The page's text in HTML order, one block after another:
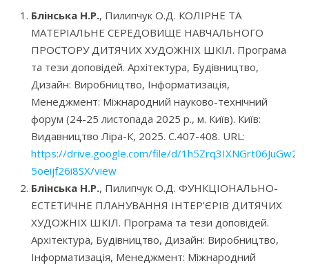
Блінська Н.Р., Пилипчук О.Д. КОЛІРНЕ ТА
МАТЕРІАЛЬНЕ СЕРЕДОВИЩЕ НАВЧАЛЬНОГО
ПРОСТОРУ ДИТЯЧИХ ХУДОЖНІХ ШКІЛ. Програма
та тези доповідей. Архітектура, Будівництво,
Дизайн: Виробництво, Інформатизація,
Менеджмент: Міжнародний науково-технічний
форум (24-25 листопада 2025 р., м. Київ). Київ:
Видавництво Ліра-К, 2025. С.407-408. URL:
https://drive.google.com/file/d/1h5Zrq3IXNGrt06JuGw2-
5oeijf26i8SX/view
Блінська Н.Р., Пилипчук О.Д. ФУНКЦІОНАЛЬНО-
ЕСТЕТИЧНЕ ПЛАНУВАННЯ ІНТЕР’ЄРІВ ДИТЯЧИХ
ХУДОЖНІХ ШКІЛ. Програма та тези доповідей.
Архітектура, Будівництво, Дизайн: Виробництво,
Інформатизація, Менеджмент: Міжнародний